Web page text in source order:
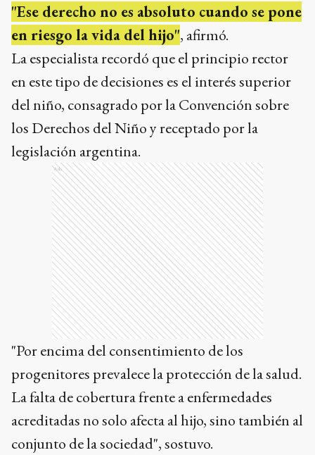
"Ese derecho no es absoluto cuando se pone
en riesgo la vida del hijo", afirmó.
La especialista recordó que el principio rector
en este tipo de decisiones es el interés superior
del niño, consagrado por la Convención sobre
los Derechos del Niño y receptado por la
legislación argentina.
Ads
"Por encima del consentimiento de los
progenitores prevalece la protección de la salud.
La falta de cobertura frente a enfermedades
acreditadas no solo afecta al hijo, sino también al
conjunto de la sociedad", sostuvo.